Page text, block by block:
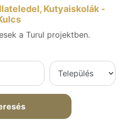
Kutyaiskolák -
a Turul projektben.